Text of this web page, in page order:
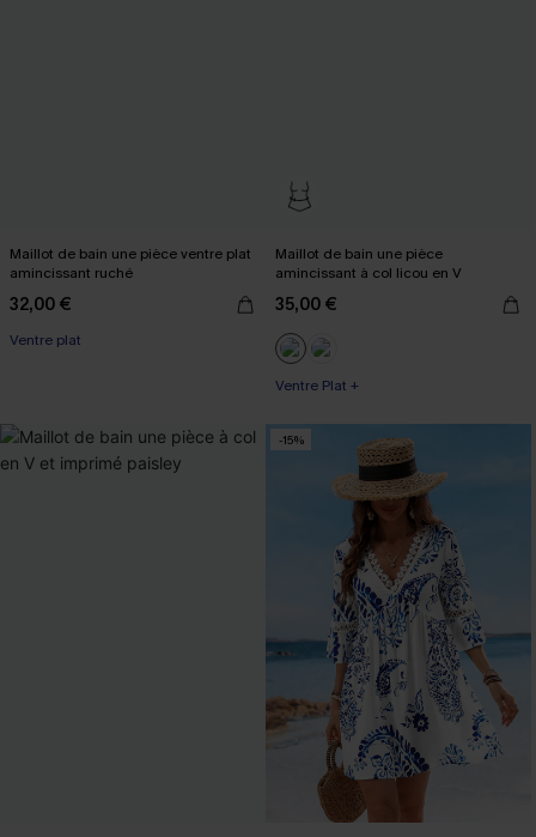
Maillot de bain une pièce ventre plat
amincissant ruché
32,00 €
Ventre plat
Maillot de bain une pièce
amincissant à col licou en V
35,00 €
Ventre Plat +
-15%